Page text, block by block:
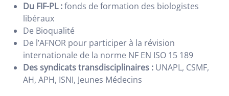
Du FIF-PL :fonds de formation des biologistes
libéraux
De Bioqualité
De l’AFNOR pour participer à la révision
internationale de la norme NF EN ISO 15 189
Des syndicats transdisciplinaires : UNAPL, CSMF,
AH, APH, ISNI, Jeunes Médecins